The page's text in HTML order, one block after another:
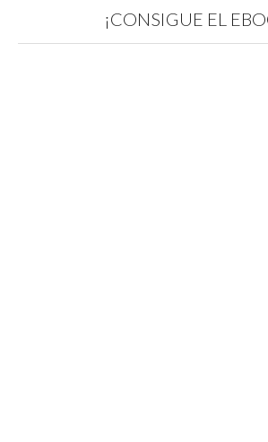
¡CONSIGUE EL